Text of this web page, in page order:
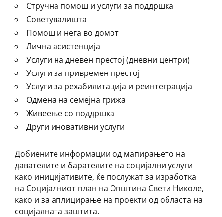
Стручна помош и услуги за поддршка
Советувалишта
Помош и нега во домот
Лична асистенција
Услуги на дневен престој (дневни центри)
Услуги за привремен престој
Услуги за рехабилитација и реинтеграција
Одмена на семејна грижа
Живеење со поддршка
Други иновативни услуги
Добиените информации од мапирањето на
давателите и барателите на социјални услуги
како иницијативите, ќе послужат за изработка
на Социјалниот план на Општина Свети Николе,
како и за аплицирање на проекти од областа на
социјалната заштита.